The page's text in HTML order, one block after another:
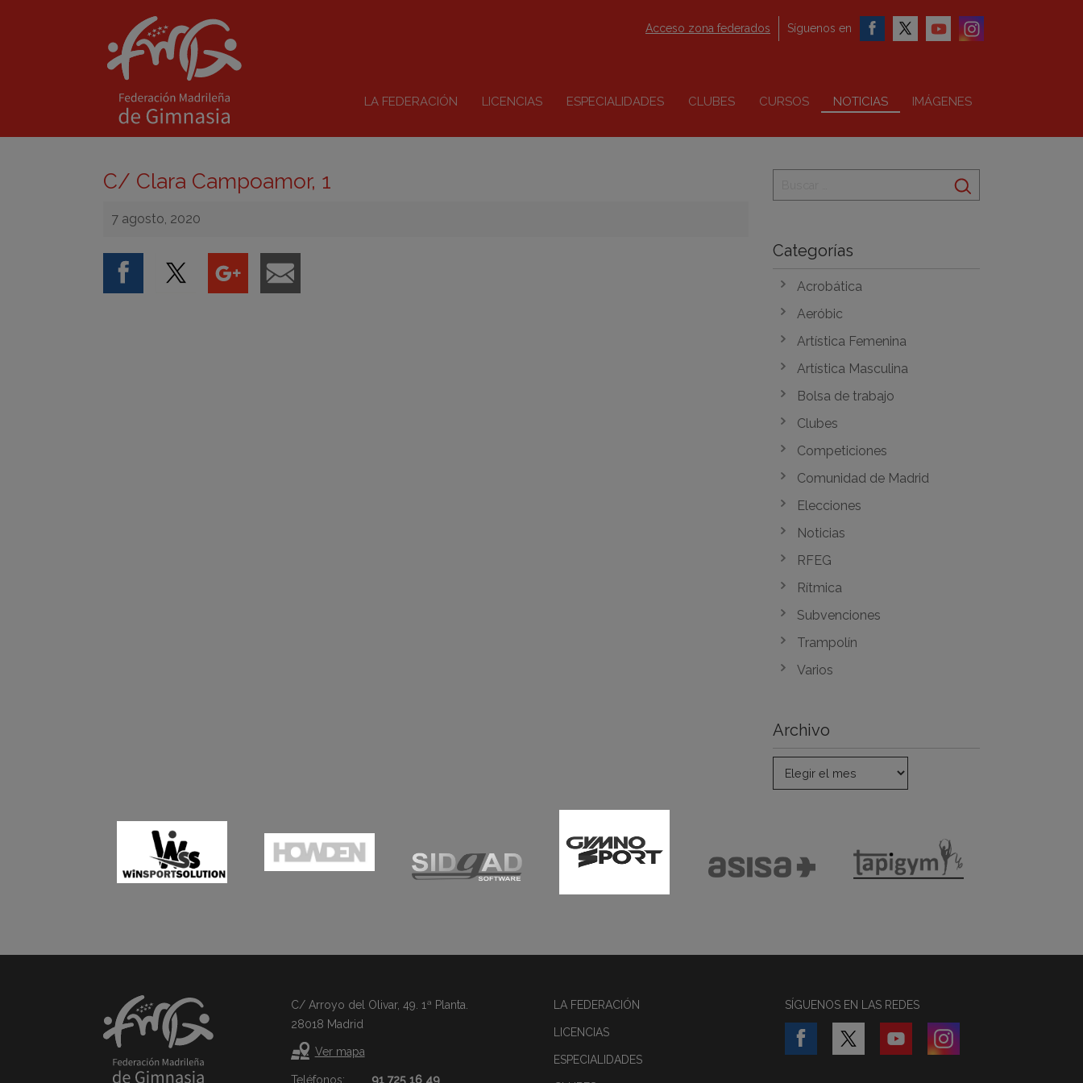
LA FEDERACIÓN LICENCIAS ESPECIALIDADES CLUBES CURSOS NOTICIAS IMÁGENES
Acceso zona federados Síguenos en
C/ Clara Campoamor, 1
7 agosto, 2020
Categorías
Acrobática
Aeróbic
Artística Femenina
Artística Masculina
Bolsa de trabajo
Clubes
Competiciones
Comunidad de Madrid
Elecciones
Noticias
RFEG
Rítmica
Subvenciones
Trampolín
Varios
Archivo
C/ Arroyo del Olivar, 49. 1ª Planta.
28018 Madrid
Ver mapa
Teléfonos:
91 725 16 49
LA FEDERACIÓN
LICENCIAS
ESPECIALIDADES
SÍGUENOS EN LAS REDES